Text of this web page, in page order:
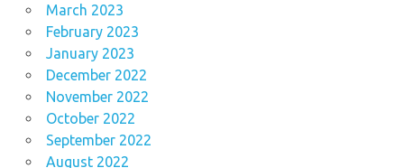
March 2023
February 2023
January 2023
December 2022
November 2022
October 2022
September 2022
August 2022